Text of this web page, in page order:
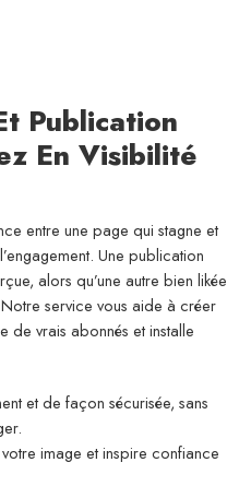
Publication
En Visibilité
entre une page qui stagne et
Une publication
alors qu’une autre bien likée
service vous aide à créer
vrais abonnés et installe
et de façon sécurisée, sans
image et inspire confiance